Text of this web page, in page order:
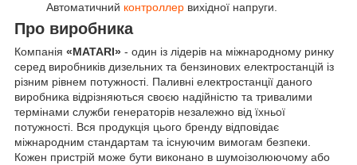
Автоматичний контроллер вихідної напруги.
Про виробника
Компанія «MATARI» - один із лідерів на міжнародному ринку
серед виробників дизельних та бензинових електростанцій із
різним рівнем потужності. Паливні електростанції даного
виробника відрізняються своєю надійністю та тривалими
термінами служби генераторів незалежно від їхньої
потужності. Вся продукція цього бренду відповідає
міжнародним стандартам та існуючим вимогам безпеки.
Кожен пристрій може бути виконано в шумоізолюючому або